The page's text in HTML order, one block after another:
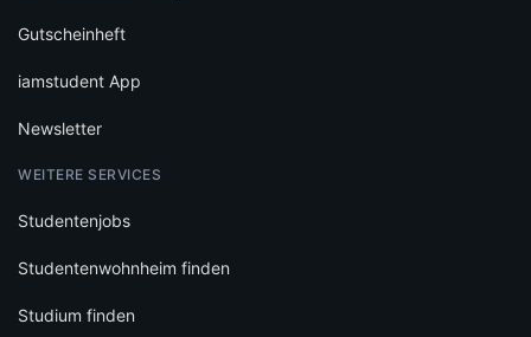
Gutscheinheft
iamstudent App
Newsletter
WEITERE SERVICES
Studentenjobs
Studentenwohnheim finden
Studium finden